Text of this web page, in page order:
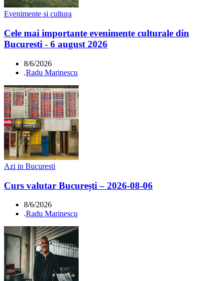
Evenimente si cultura
Cele mai importante evenimente culturale din
Bucuresti - 6 august 2026
8/6/2026
.Radu Marinescu
Azi in Bucuresti
Curs valutar București – 2026-08-06
8/6/2026
.Radu Marinescu